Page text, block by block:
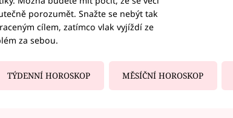
porozumět. Snažte se nebýt tak
cílem, zatímco vlak vyjíždí ze
za sebou.
TÝDENNÍ HOROSKOP MĚSÍČNÍ HOROSKOP